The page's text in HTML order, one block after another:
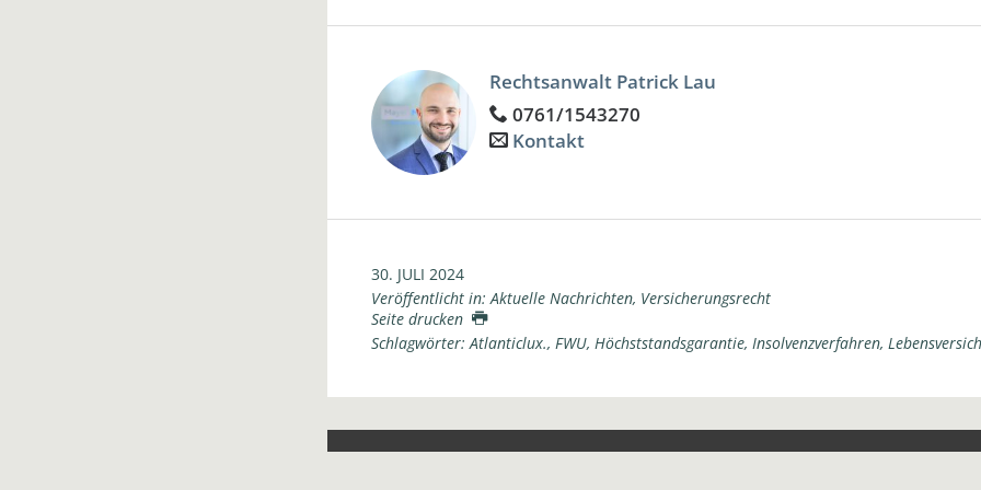
Rechtsanwalt Patrick Lau
0761/1543270
Kontakt
30. JULI 2024
Veröffentlicht in:Aktuelle Nachrichten, Versicherungsrecht
Seite drucken
Schlagwörter: Atlanticlux., FWU, Höchststandsgarantie, Insolvenzverfahren,